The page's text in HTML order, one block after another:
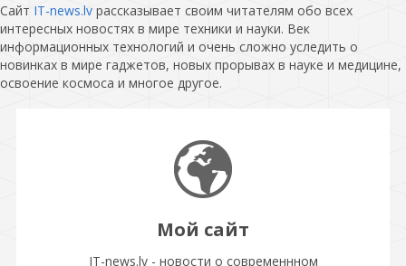
Сайт IT-news.lv рассказывает своим читателям обо всех
интересных новостях в мире техники и науки. Век
информационных технологий и очень сложно уследить о
новинках в мире гаджетов, новых прорывах в науке и медицине,
освоение космоса и многое другое.
Мой сайт
IT-news.lv - новости о современнном